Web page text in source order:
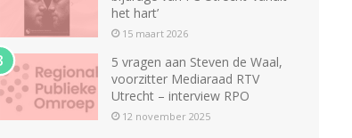
het hart’
15 maart 2026
5 vragen aan Steven de Waal,
voorzitter Mediaraad RTV
Utrecht – interview RPO
12 november 2025